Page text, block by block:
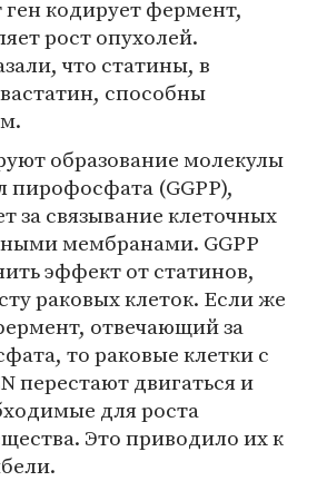
ген кодирует фермент,
рост опухолей.
что статины, в
способны
образование молекулы
пирофосфата (GGPP),
за связывание клеточных
мембранами. GGPP
эффект от статинов,
раковых клеток. Если же
отвечающий за
то раковые клетки с
перестают двигаться и
для роста
Это приводило их к